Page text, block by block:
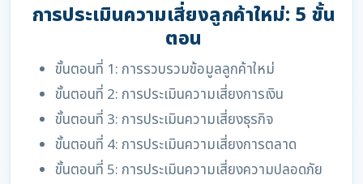
การประเมินความเสี่ยงลูกค้าใหม่: 5 ขั้น
ตอน
ขั้นตอนที่ 1: การรวบรวมข้อมูลลูกค้าใหม่
ขั้นตอนที่ 2: การประเมินความเสี่ยงการเงิน
ขั้นตอนที่ 3: การประเมินความเสี่ยงธุรกิจ
ขั้นตอนที่ 4: การประเมินความเสี่ยงการตลาด
ขั้นตอนที่ 5: การประเมินความเสี่ยงความปลอดภัย